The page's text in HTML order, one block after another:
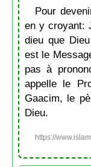
Pour
en y croyant:
dieu que
est le
pas à
appelle le
Gaacim, le
Dieu.
https://